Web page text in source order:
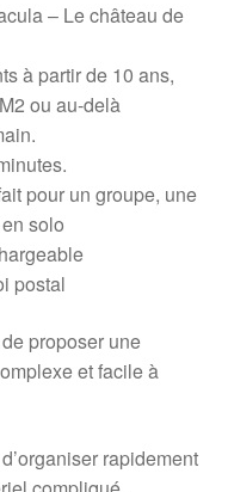
– Le château de
à partir de 10 ans,
ou au-delà
pour un groupe, une
solo
postal
proposer une
et facile à
rapidement